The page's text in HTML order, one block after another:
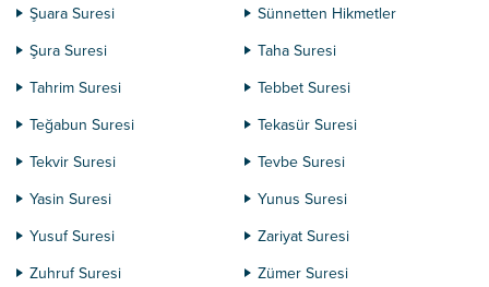
Şuara Suresi
Sünnetten Hikmetler
Şura Suresi
Taha Suresi
Tahrim Suresi
Tebbet Suresi
Teğabun Suresi
Tekasür Suresi
Tekvir Suresi
Tevbe Suresi
Yasin Suresi
Yunus Suresi
Yusuf Suresi
Zariyat Suresi
Zuhruf Suresi
Zümer Suresi